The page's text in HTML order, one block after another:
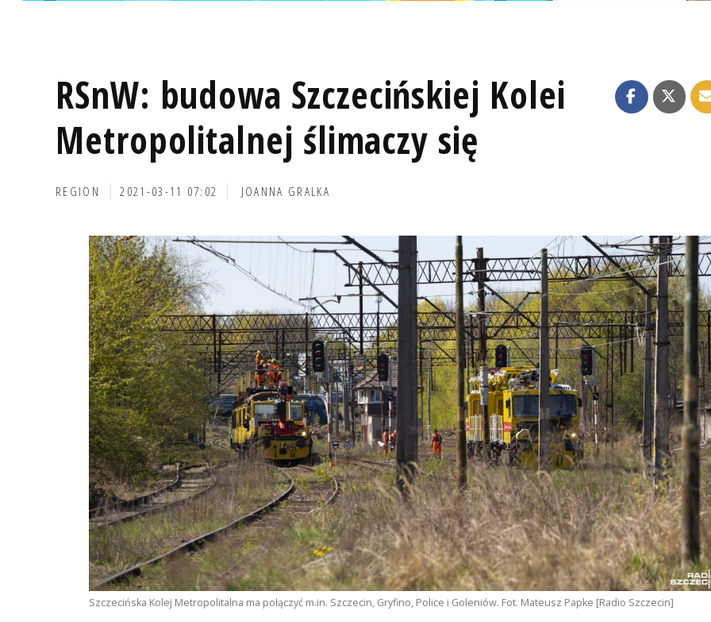
RSnW: budowa Szczecińskiej Kolei
Metropolitalnej ślimaczy się
REGION 2021-03-11 07:02 JOANNA GRALKA
Szczecińska Kolej Metropolitalna ma połączyć m.in. Szczecin, Gryfino, Police i Goleniów. Fot. Mateusz Papke [Radio Szczecin]